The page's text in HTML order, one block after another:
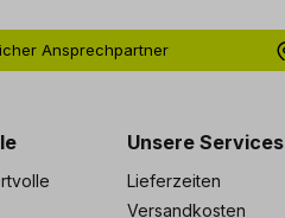
Ansprechpartner
Unsere Services
Lieferzeiten
Versandkosten